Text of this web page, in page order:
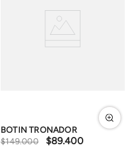
BOTIN TRONADOR
$149.000 $89.400